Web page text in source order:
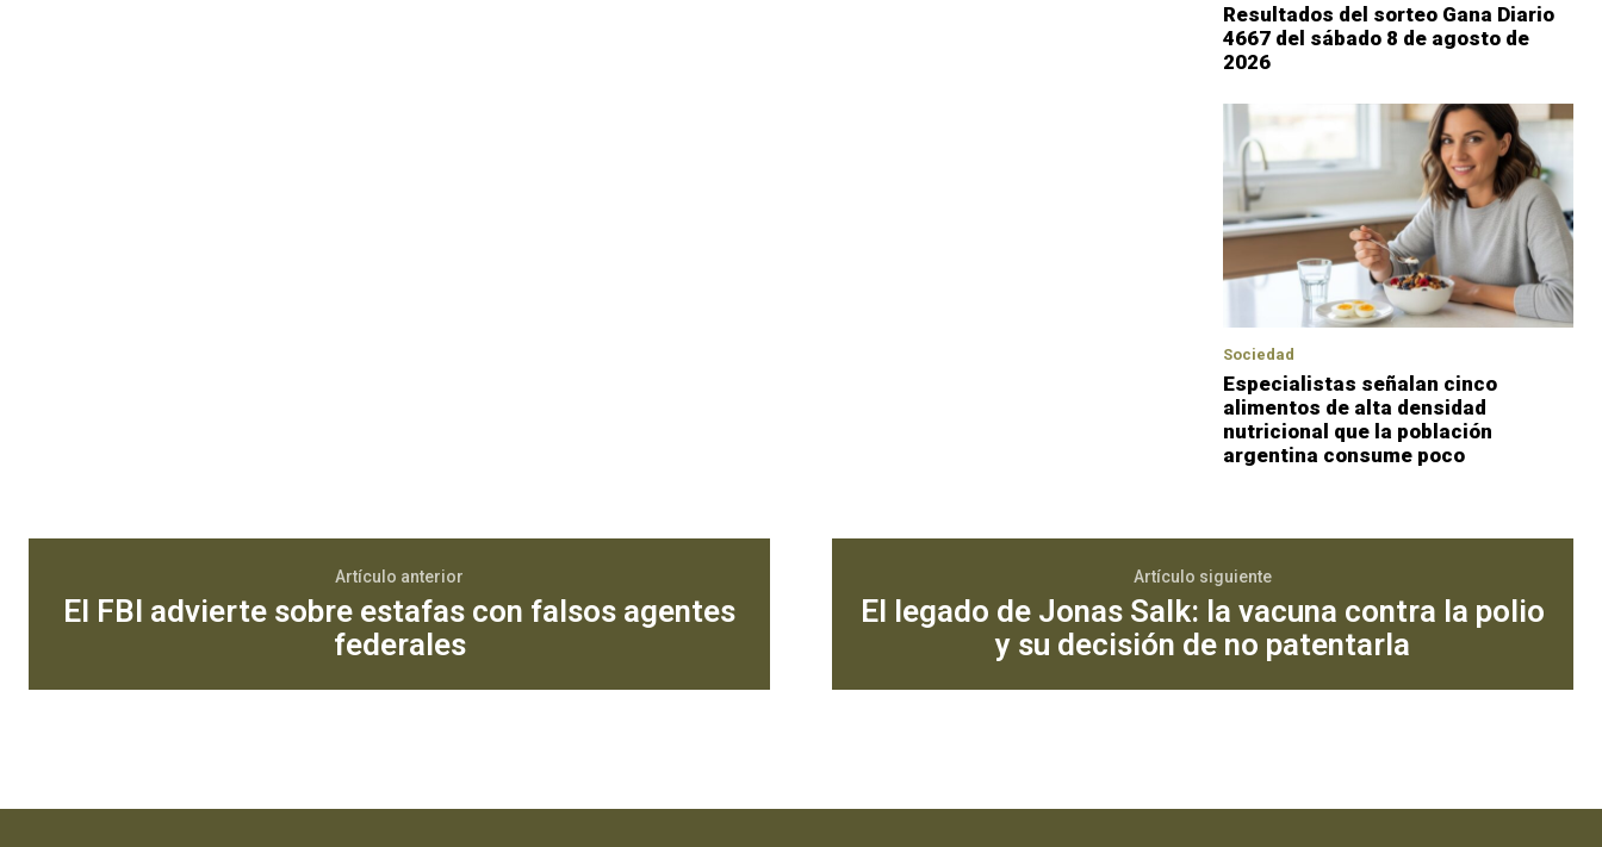
Resultados del sorteo Gana Diario
4667 del sábado 8 de agosto de
2026
Sociedad
Especialistas señalan cinco
alimentos de alta densidad
nutricional que la población
argentina consume poco
Artículo anterior
El FBI advierte sobre estafas con falsos agentes
federales
Artículo siguiente
El legado de Jonas Salk: la vacuna contra la polio
y su decisión de no patentarla